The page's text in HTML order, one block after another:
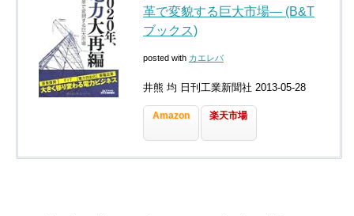
革で変貌する巨大市場― (B&T
ブックス)
posted with カエレバ
井熊 均 日刊工業新聞社 2013-05-28
Amazon 楽天市場